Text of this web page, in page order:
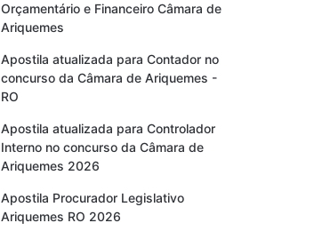
Orçamentário e Financeiro Câmara de
Ariquemes
Apostila atualizada para Contador no
concurso da Câmara de Ariquemes -
RO
Apostila atualizada para Controlador
Interno no concurso da Câmara de
Ariquemes 2026
Apostila Procurador Legislativo
Ariquemes RO 2026